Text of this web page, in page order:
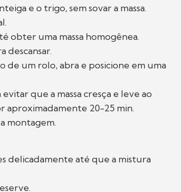
e o trigo, sem sovar a massa.
obter uma massa homogênea.
descansar.
de um rolo, abra e posicione em uma
que a massa cresça e leve ao
aproximadamente 20-25 min.
montagem.
delicadamente até que a mistura